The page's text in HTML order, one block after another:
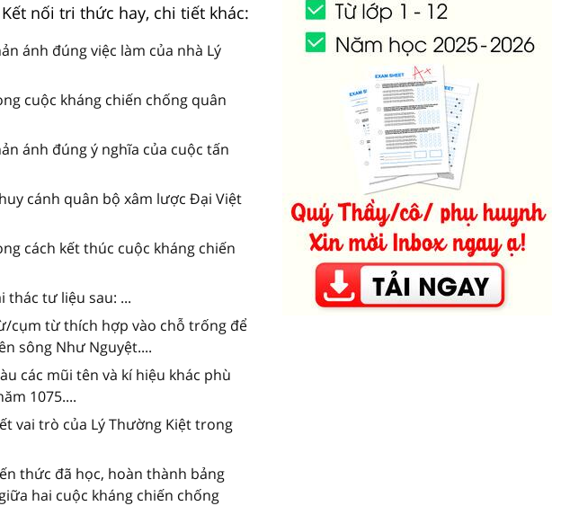
nối tri thức hay, chi tiết khác:
ánh đúng việc làm của nhà Lý
cuộc kháng chiến chống quân
ánh đúng ý nghĩa của cuộc tấn
cánh quân bộ xâm lược Đại Việt
cách kết thúc cuộc kháng chiến
thác tư liệu sau: ...
cụm từ thích hợp vào chỗ trống để
sông Như Nguyệt....
các mũi tên và kí hiệu khác phù
1075....
vai trò của Lý Thường Kiệt trong
thức đã học, hoàn thành bảng
hai cuộc kháng chiến chống